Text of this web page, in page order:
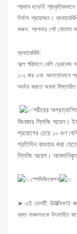
প্রভাব ছাড়াই
নির্যাস প্রয়োজন।
করুন. আপনার পেট বোতাম
ব্যবহারবিধি:
অল্প পরিমাণে বেলি ড্রেনেজ
১-২ বার এবং আলতোভাবে
অর্ডার করতে অথবা
শরীরের
জিনজার স্লিমিং অয়েল।
প্রয়োগের চেয়ে ১০ গুণ
প্রতিদিন ব্যবহার করা
স্লিমিং অয়েল। আমদানিকৃত
স্পেসিফিকেশন
➤ এই তেলটি: ডিটক্সিফাই
রক্ত সঞ্চালনকে উৎসাহিত